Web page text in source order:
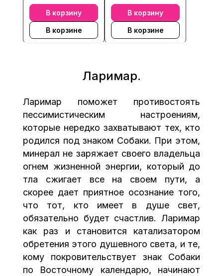
В корзину
В корзине
В корзину
В корзине
Ларимар.
Ларимар поможет противостоять
пессимистическим настроениям,
которые нередко захватывают тех, кто
родился под знаком Собаки. При этом,
минерал не заряжает своего владельца
огнем жизненной энергии, который до
тла сжигает все на своем пути, а
скорее дает приятное осознание того,
что тот, кто имеет в душе свет,
обязательно будет счастлив. Ларимар
как раз и становится катализатором
обретения этого душевного света, и те,
кому покровительствует знак Собаки
по Восточному календарю, начинают